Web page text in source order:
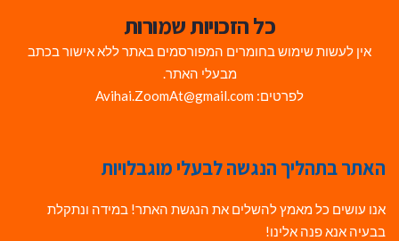
כל הזכויות שמורות
אין לעשות שימוש בחומרים המפורסמים באתר ללא אישור בכתב
מבעלי האתר.
לפרטים: Avihai.ZoomAt@gmail.com
האתר בתהליך הנגשה לבעלי מוגבלויות
אנו עושים כל מאמץ להשלים את הנגשת האתר! במידה ונתקלת
בבעיה אנא פנה אלינו!